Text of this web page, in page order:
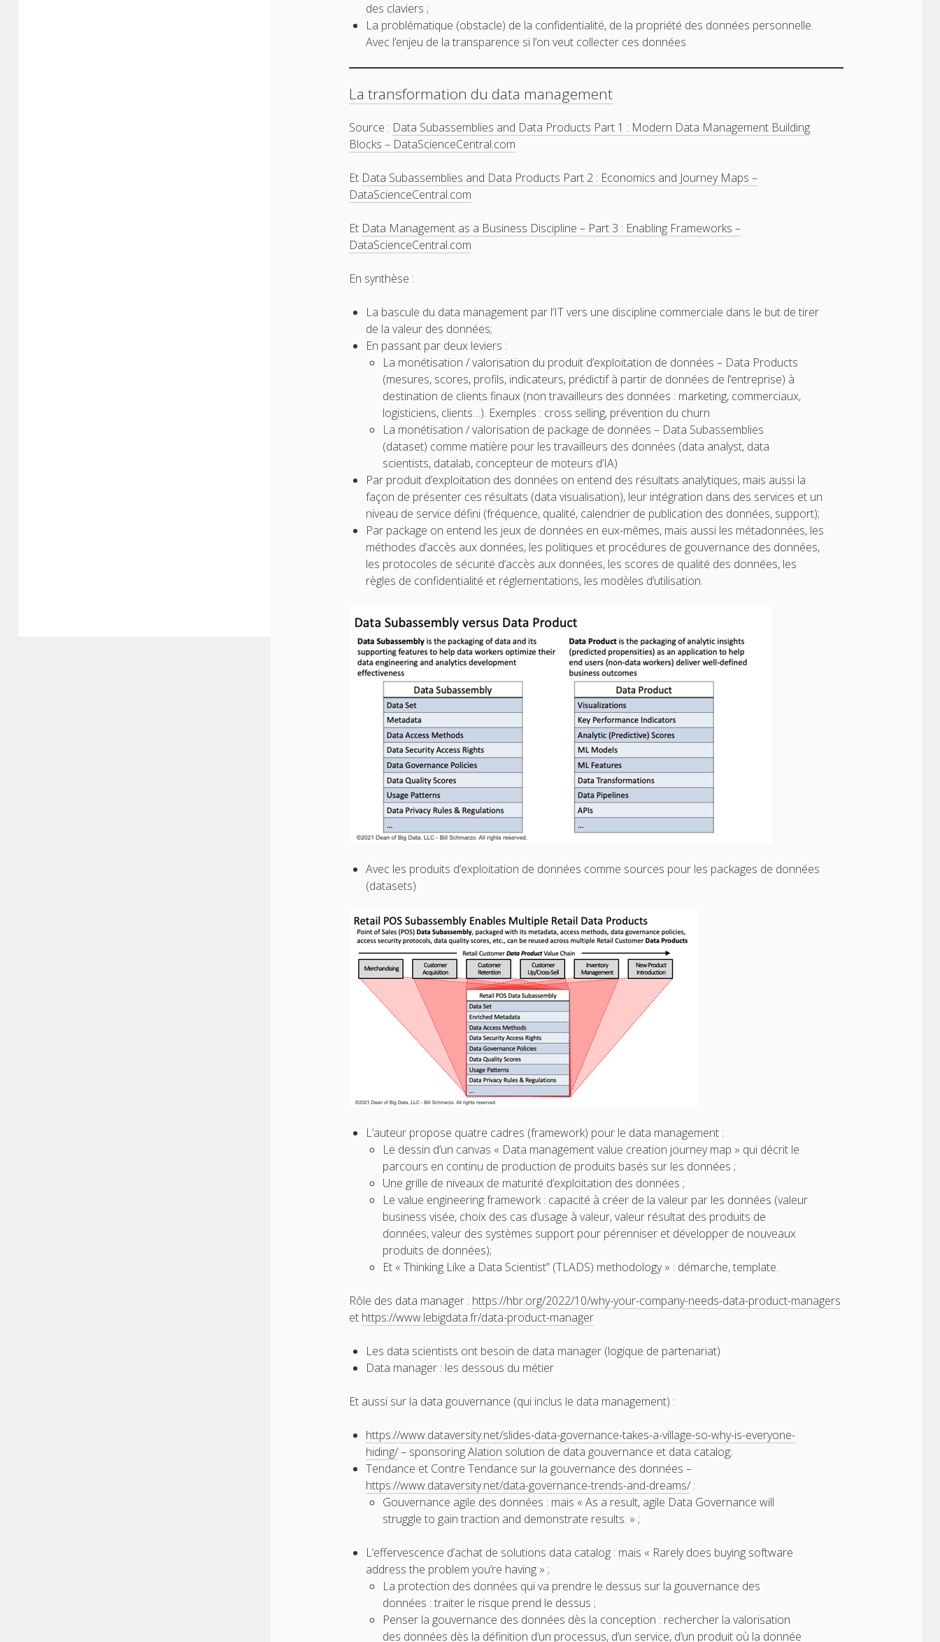
des claviers ;
La problématique (obstacle) de la confidentialité, de la propriété des données personnelle.
Avec l’enjeu de la transparence si l’on veut collecter ces données
La transformation du data management
Source : Data Subassemblies and Data Products Part 1 : Modern Data Management Building
Blocks – DataScienceCentral.com
Et Data Subassemblies and Data Products Part 2 : Economics and Journey Maps –
DataScienceCentral.com
Et Data Management as a Business Discipline – Part 3 : Enabling Frameworks –
DataScienceCentral.com
En synthèse :
La bascule du data management par l’IT vers une discipline commerciale dans le but de tirer
de la valeur des données;
En passant par deux leviers :
La monétisation / valorisation du produit d’exploitation de données – Data Products
(mesures, scores, profils, indicateurs, prédictif à partir de données de l’entreprise) à
destination de clients finaux (non travailleurs des données : marketing, commerciaux,
logisticiens, clients…). Exemples : cross selling, prévention du churn
La monétisation / valorisation de package de données – Data Subassemblies
(dataset) comme matière pour les travailleurs des données (data analyst, data
scientists, datalab, concepteur de moteurs d’IA)
Par produit d’exploitation des données on entend des résultats analytiques, mais aussi la
façon de présenter ces résultats (data visualisation), leur intégration dans des services et un
niveau de service défini (fréquence, qualité, calendrier de publication des données, support);
Par package on entend les jeux de données en eux-mêmes, mais aussi les métadonnées, les
méthodes d’accès aux données, les politiques et procédures de gouvernance des données,
les protocoles de sécurité d’accès aux données, les scores de qualité des données, les
règles de confidentialité et réglementations, les modèles d’utilisation.
Avec les produits d’exploitation de données comme sources pour les packages de données
(datasets)
L’auteur propose quatre cadres (framework) pour le data management :
Le dessin d’un canvas « Data management value creation journey map » qui décrit le
parcours en continu de production de produits basés sur les données ;
Une grille de niveaux de maturité d’exploitation des données ;
Le value engineering framework : capacité à créer de la valeur par les données (valeur
business visée, choix des cas d’usage à valeur, valeur résultat des produits de
données, valeur des systèmes support pour pérenniser et développer de nouveaux
produits de données);
Et « Thinking Like a Data Scientist” (TLADS) methodology » : démarche, template.
Rôle des data manager : https://hbr.org/2022/10/why-your-company-needs-data-product-managers
et https://www.lebigdata.fr/data-product-manager
Les data scientists ont besoin de data manager (logique de partenariat)
Data manager : les dessous du métier
Et aussi sur la data gouvernance (qui inclus le data management) :
https://www.dataversity.net/slides-data-governance-takes-a-village-so-why-is-everyone-
hiding/– sponsoringAlation solution de data gouvernance et data catalog;
Tendance et Contre Tendance sur la gouvernance des données –
https://www.dataversity.net/data-governance-trends-and-dreams/ :
Gouvernance agile des données : mais « As a result, agile Data Governance will
struggle to gain traction and demonstrate results. » ;
L’effervescence d’achat de solutions data catalog : mais « Rarely does buying software
address the problem you’re having » ;
La protection des données qui va prendre le dessus sur la gouvernance des
données : traiter le risque prend le dessus ;
Penser la gouvernance des données dès la conception : rechercher la valorisation
des données dès la définition d’un processus, d’un service, d’un produit où la donnée